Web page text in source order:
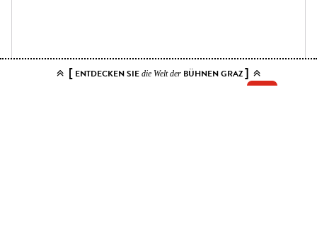
[ENTDECKEN SIE die Welt derBÜHNEN GRAZ]